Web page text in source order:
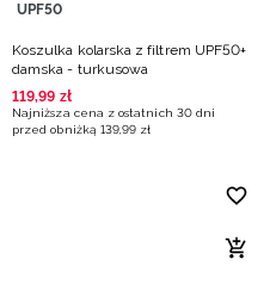
UPF50
Koszulka kolarska z filtrem UPF50+
damska - turkusowa
119,99 zł
Najniższa cena z ostatnich 30 dni
przed obniżką 139,99 zł